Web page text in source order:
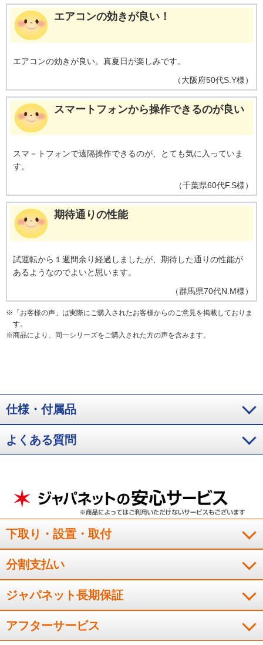
エアコンの効きが良い！
エアコンの効きが良い。真夏日が楽しみです。
（大阪府50代S.Y様）
スマートフォンから操作できるのが良い
スマ－トフォンで遠隔操作できるのが、とても気に入っていま
す。
（千葉県60代F.S様）
期待通りの性能
試運転から１週間余り経過しましたが、期待した通りの性能が
あるようなのでよいと思います。
（群馬県70代N.M様）
※ 「お客様の声」は実際にご購入されたお客様からのご意見を掲載しておりま
す。
※商品により、同一シリーズをご購入された方の声を含みます。
仕様・付属品
よくある質問
下取り・設置・取付
分割支払い
ジャパネット長期保証
アフターサービス